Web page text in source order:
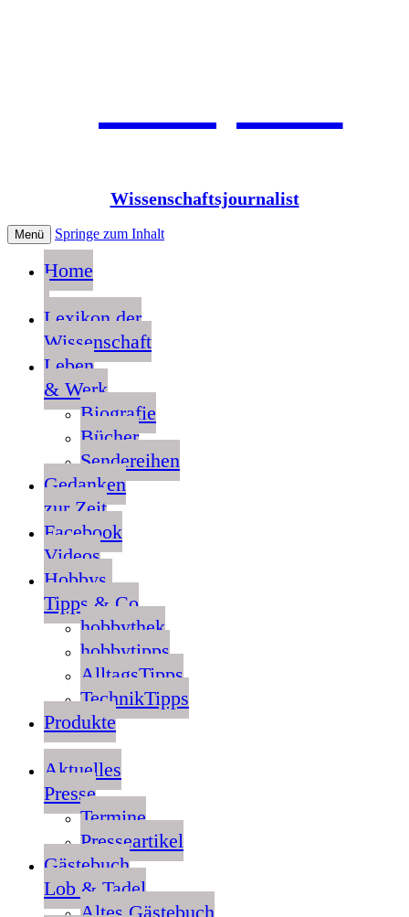
Jean Pütz
Wissenschaftsjournalist
Menü Springe zum Inhalt
Home
Lexikon der
Wissenschaft
Leben
& Werk
Biografie
Bücher
Sendereihen
Gedanken
zur Zeit
Facebook
Videos
Hobbys,
Tipps & Co
hobbythek
hobbytipps
AlltagsTipps
TechnikTipps
Produkte
Aktuelles
Presse
Termine
Presseartikel
Gästebuch
Lob & Tadel
Altes Gästebuch